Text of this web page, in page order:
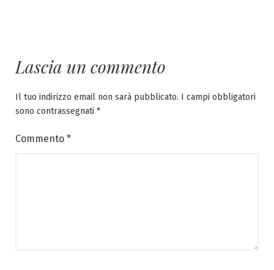
Lascia un commento
Il tuo indirizzo email non sarà pubblicato. I campi obbligatori
sono contrassegnati *
Commento *